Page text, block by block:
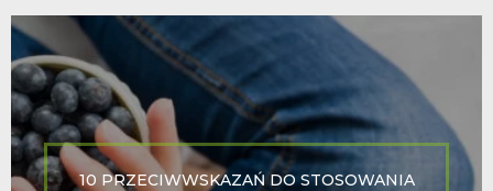
10 PRZECIWWSKAZAŃ DO STOSOWANIA